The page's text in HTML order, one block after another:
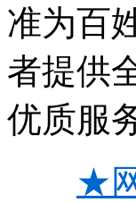
准为百
者提供
优质服
★